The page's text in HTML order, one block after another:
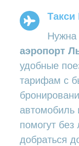
Такси
Нужна
аэропорт
удобные
тарифам с
автомобиль
помогут без
добраться